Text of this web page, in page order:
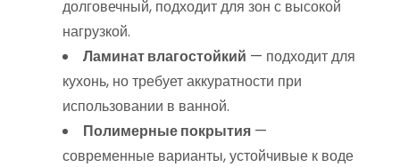
долговечный, подходит для зон с высокой
нагрузкой.
Ламинат влагостойкий — подходит для
кухонь, но требует аккуратности при
использовании в ванной.
Полимерные покрытия —
современные варианты, устойчивые к воде